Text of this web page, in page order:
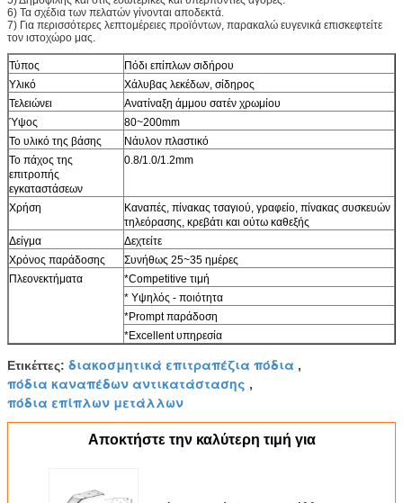
6) Τα σχέδια των πελατών γίνονται αποδεκτά.
7) Για περισσότερες λεπτομέρειες προϊόντων, παρακαλώ ευγενικά επισκεφτείτε
τον ιστοχώρο μας.
Τύπος
Πόδι επίπλων σιδήρου
Υλικό
Χάλυβας λεκέδων, σίδηρος
Τελειώνει
Ανατίναξη άμμου σατέν χρωμίου
Ύψος
80~200mm
Το υλικό της βάσης
Νάυλον πλαστικό
Το πάχος της
επιτροπής
εγκαταστάσεων
0.8/1.0/1.2mm
Χρήση
Καναπές, πίνακας τσαγιού, γραφείο, πίνακας συσκευών
τηλεόρασης, κρεβάτι και ούτω καθεξής
Δείγμα
Δεχτείτε
Χρόνος παράδοσης
Συνήθως 25~35 ημέρες
Πλεονεκτήματα
*Competitive τιμή
* Υψηλός - ποιότητα
*Prompt παράδοση
*Excellent υπηρεσία
Ετικέττες: διακοσμητικά επιτραπέζια πόδια ,
πόδια καναπέδων αντικατάστασης ,
πόδια επίπλων μετάλλων
Αποκτήστε την καλύτερη τιμή για